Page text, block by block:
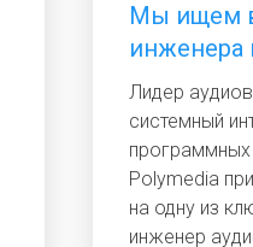
Мы ищем в
инженера
Лидер
системный
Polymedia
на одну из
инженер